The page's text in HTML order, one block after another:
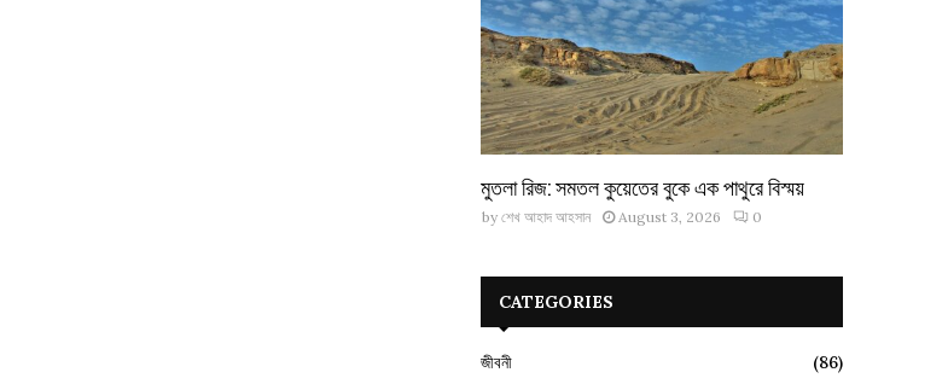
মুতলা রিজ: সমতল কুয়েতের বুকে এক পাথুরে বিস্ময়
by শেখ আহাদ আহসান August 3, 2026 0
CATEGORIES
জীবনী
(86)